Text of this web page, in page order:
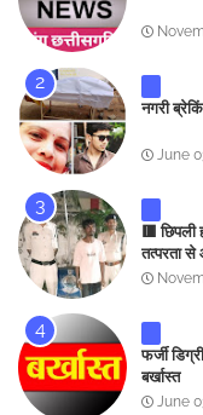
नगरी
June
🟥
तत्परता से
फर्जी
बर्खास्त
June